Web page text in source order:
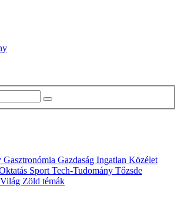
Gasztronómia Gazdaság Ingatlan Közélet
Sport Tech-Tudomány Tőzsde
Világ Zöld témák